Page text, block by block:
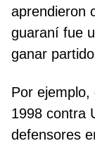
aprendieron
guaraní fue
ganar
Por ejemplo,
1998 contra
defensores